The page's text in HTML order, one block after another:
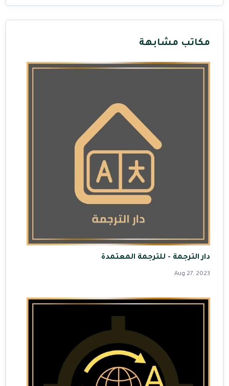
مكاتب مشابهة
دار الترجمة - للترجمة المعتمدة
Aug 27, 2023